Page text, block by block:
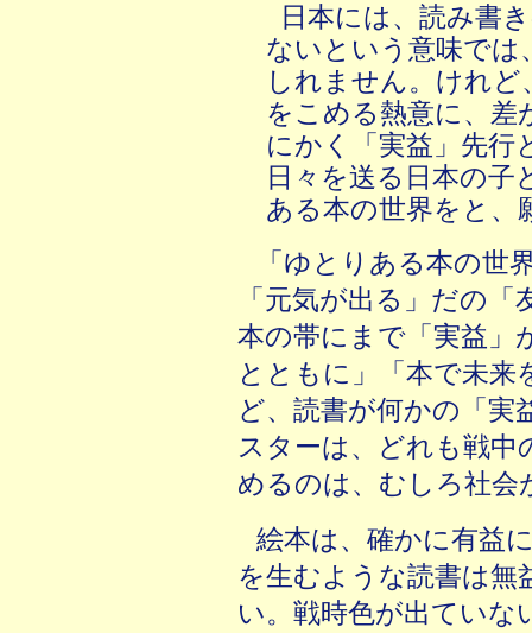
日本には、読み書
ないという意味で
しれません。けれ
をこめる熱意に、
にかく「実益」先行
日々を送る日本の
ある本の世界をと、
「ゆとりある本の世
「元気が出る」だの
本の帯にまで「実益」
とともに」「本で未
ど、読書が何かの「実
スターは、どれも戦中
めるのは、むしろ社会
絵本は、確かに有益
を生むような読書は
い。戦時色が出ていな